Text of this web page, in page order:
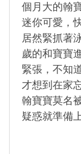
個月大的翰
迷你可愛，
居然緊抓著
歲的和寶寶
緊張，不知
才想到在家
翰寶寶莫名
疑惑就準備